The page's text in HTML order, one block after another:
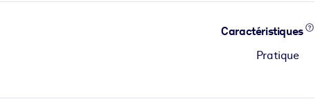
Caractéristiques
Pratique